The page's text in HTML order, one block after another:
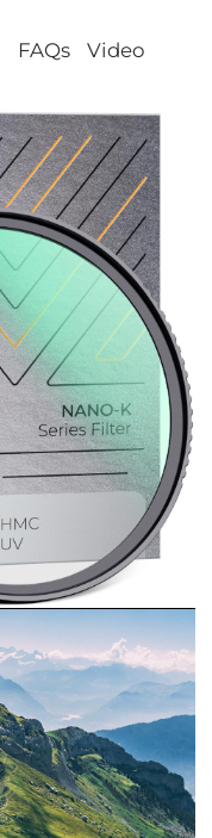
FAQs Video